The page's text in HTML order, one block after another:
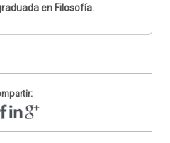
en Filosofía.